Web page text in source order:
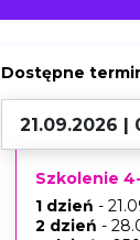
Dostępne
Szkolenie
1 dzień -
2 dzień -